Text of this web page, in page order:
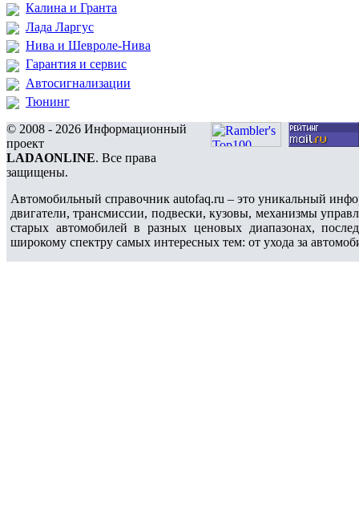
Калина и Гранта
Лада Ларгус
Нива и Шевроле-Нива
Гарантия и сервис
Автосигнализации
Тюнинг
© 2008 - 2026 Информационный
проект
LADAONLINE. Все права
защищены.
Автомобильный справочник autofaq.ru – это уникальный
двигатели, трансмиссии, подвески, кузовы, механизмы
старых автомобилей в разных ценовых диапазонах,
широкому спектру самых интересных тем: от ухода за